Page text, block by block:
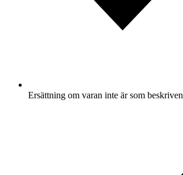
Ersättning om varan inte är som beskriven